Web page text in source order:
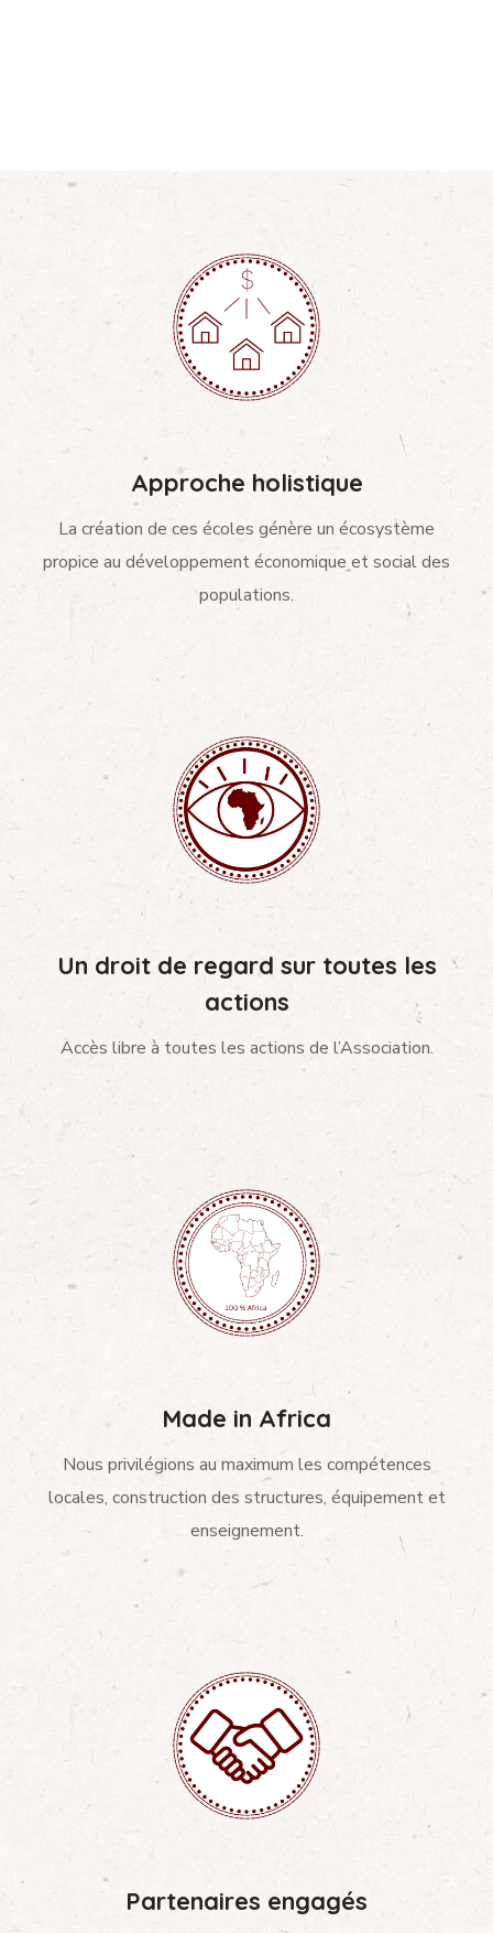
Approche holistique
La création de ces écoles génère un écosystème
propice au développement économique et social des
populations.
Un droit de regard sur toutes les
actions
Accès libre à toutes les actions de l’Association.
Made in Africa
Nous privilégions au maximum les compétences
locales, construction des structures, équipement et
enseignement.
Partenaires engagés